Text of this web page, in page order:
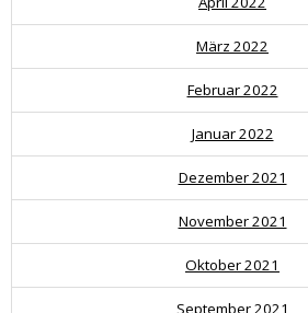
März 2022
Februar 2022
Januar 2022
Dezember 2021
November 2021
Oktober 2021
September 2021